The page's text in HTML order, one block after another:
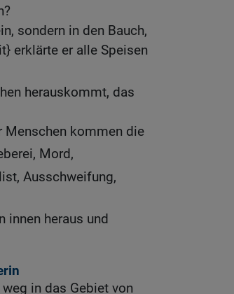
sondern in den Bauch,
erklärte er alle Speisen
herauskommt, das
Menschen kommen die
Mord,
Ausschweifung,
innen heraus und
in das Gebiet von